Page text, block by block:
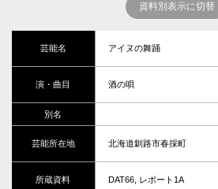
資料別表示に切替
アイヌの舞踊
酒の唄
北海道釧路市春採町
DAT66, レポート1A